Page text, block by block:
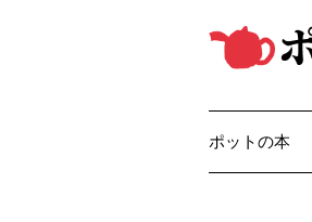
テ
キ
プ
ポットの本